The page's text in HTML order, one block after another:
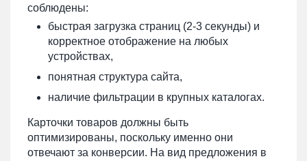
соблюдены:
быстрая загрузка страниц (2-3 секунды) и
корректное отображение на любых
устройствах,
понятная структура сайта,
наличие фильтрации в крупных каталогах.
Карточки товаров должны быть
оптимизированы, поскольку именно они
отвечают за конверсии. На вид предложения в